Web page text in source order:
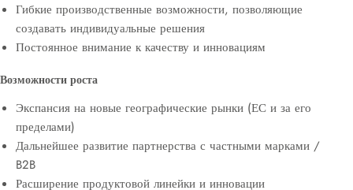
Гибкие производственные возможности, позволяющие
создавать индивидуальные решения
Постоянное внимание к качеству и инновациям
Возможности роста
Экспансия на новые географические рынки (ЕС и за его
пределами)
Дальнейшее развитие партнерства с частными марками /
B2B
Расширение продуктовой линейки и инновации